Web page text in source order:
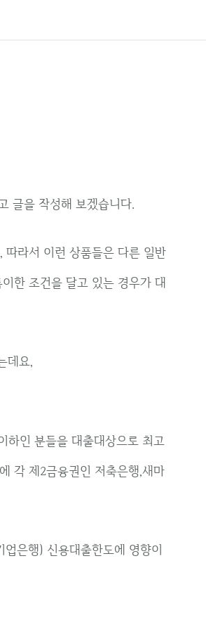
글을 작성해 보겠습니다.
따라서 이런 상품들은 다른 일반
한 조건을 달고 있는 경우가 대
데요,
하인 분들을 대출대상으로 최고
각 제2금융권인 저축은행,새마
은행) 신용대출한도에 영향이